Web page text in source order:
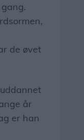
de øvet
år
er han